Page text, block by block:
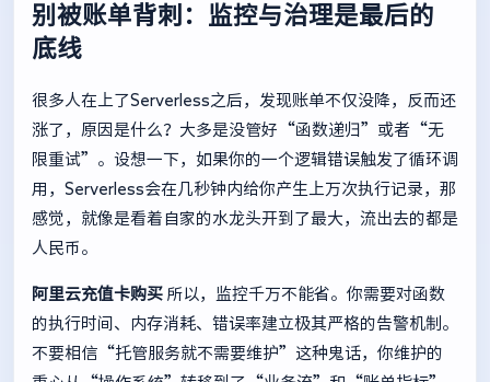
别被账单背刺：监控与治理是最后的
底线
很多人在上了Serverless之后，发现账单不仅没降，反而还
涨了，原因是什么？大多是没管好“函数递归”或者“无
限重试”。设想一下，如果你的一个逻辑错误触发了循环调
用，Serverless会在几秒钟内给你产生上万次执行记录，那
感觉，就像是看着自家的水龙头开到了最大，流出去的都是
人民币。
阿里云充值卡购买 所以，监控千万不能省。你需要对函数
的执行时间、内存消耗、错误率建立极其严格的告警机制。
不要相信“托管服务就不需要维护”这种鬼话，你维护的